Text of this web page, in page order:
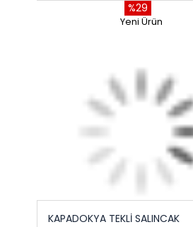
%29
Yeni Ürün
KAPADOKYA TEKLİ SALINCAK